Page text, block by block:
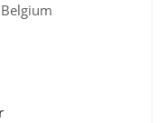
Belgium